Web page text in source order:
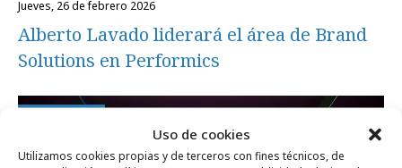
Uso de cookies
Utilizamos cookies propias y de terceros con fines técnicos, de
jueves, 26 de febrero 2026
Alberto Lavado liderará el área de Brand
Solutions en Performics